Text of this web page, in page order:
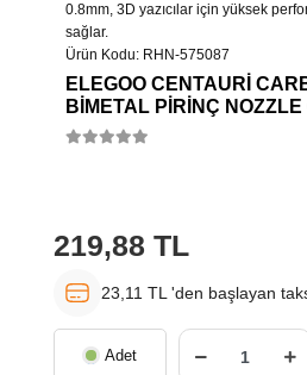
0.8mm, 3D yazıcılar için yüksek
sağlar.
Ürün Kodu: RHN-575087
ELEGOO CENTAURI
BIMETAL PIRINÇ NOZZLE
219,88 TL
23,11 TL 'den başlayan
Adet